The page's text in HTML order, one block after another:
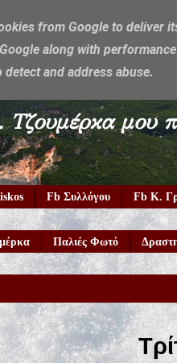
Τζουμέρκα μου
Fb Συλλόγου Fb Κ.
Παλιές Φωτό
from Google to deliver
along with
and address abuse.